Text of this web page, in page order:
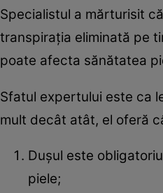
Specialistul a mărturisit
transpirația eliminată pe
poate afecta sănătatea
Sfatul expertului este ca
mult decât atât, el oferă
Dușul este
piele;